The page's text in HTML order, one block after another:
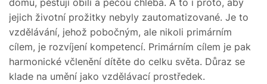
jejich životní prožitky nebyly zautomatizované. Je to
vzdělávání, jehož pobočným, ale nikoli primárním
cílem, je rozvíjení kompetencí. Primárním cílem je pak
harmonické včlenění dítěte do celku světa. Důraz se
klade na umění jako vzdělávací prostředek.